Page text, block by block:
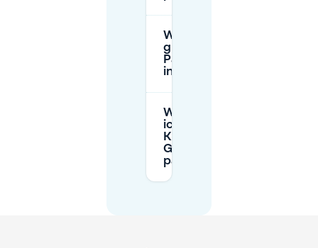
Was ist die
günstigste
Parkmöglichkeit
in Gent?
Wo kann
ich für
Kinepolis
Gent
parken?